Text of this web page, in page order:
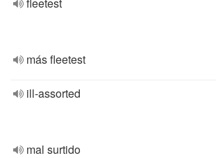
más fleetest
ill-assorted
mal surtido